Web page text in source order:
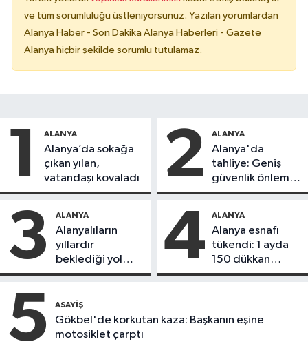
ve tüm sorumluluğu üstleniyorsunuz. Yazılan yorumlardan
Alanya Haber - Son Dakika Alanya Haberleri - Gazete
Alanya hiçbir şekilde sorumlu tutulamaz.
1 ALANYA
Alanya’da sokağa
çıkan yılan,
vatandaşı kovaladı
2 ALANYA
Alanya'da
tahliye: Geniş
güvenlik önlemi
alındı
3 ALANYA
Alanyalıların
yıllardır
beklediği yol
askıdan döndü
4 ALANYA
Alanya esnafı
tükendi: 1 ayda
150 dükkan
kapandı
5 ASAYIŞ
Gökbel'de korkutan kaza: Başkanın eşine
motosiklet çarptı